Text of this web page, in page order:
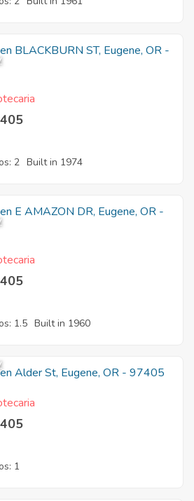
2 Built in 1974
1.5 Built in 1960
1